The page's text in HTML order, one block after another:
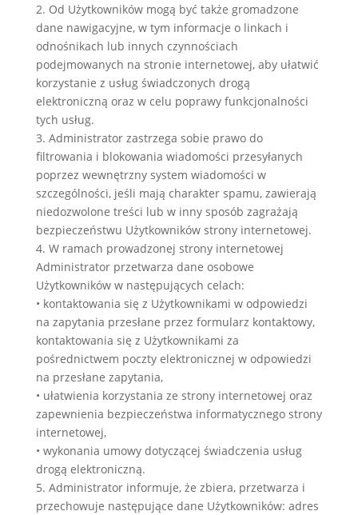
2. Od Użytkowników mogą być także gromadzone
dane nawigacyjne, w tym informacje o linkach i
odnośnikach lub innych czynnościach
podejmowanych na stronie internetowej, aby ułatwić
korzystanie z usług świadczonych drogą
elektroniczną oraz w celu poprawy funkcjonalności
tych usług.
3. Administrator zastrzega sobie prawo do
filtrowania i blokowania wiadomości przesyłanych
poprzez wewnętrzny system wiadomości w
szczególności, jeśli mają charakter spamu, zawierają
niedozwolone treści lub w inny sposób zagrażają
bezpieczeństwu Użytkowników strony internetowej.
4. W ramach prowadzonej strony internetowej
Administrator przetwarza dane osobowe
Użytkowników w następujących celach:
• kontaktowania się z Użytkownikami w odpowiedzi
na zapytania przesłane przez formularz kontaktowy,
kontaktowania się z Użytkownikami za
pośrednictwem poczty elektronicznej w odpowiedzi
na przesłane zapytania,
• ułatwienia korzystania ze strony internetowej oraz
zapewnienia bezpieczeństwa informatycznego strony
internetowej,
• wykonania umowy dotyczącej świadczenia usług
drogą elektroniczną.
5. Administrator informuje, że zbiera, przetwarza i
przechowuje następujące dane Użytkowników: adres